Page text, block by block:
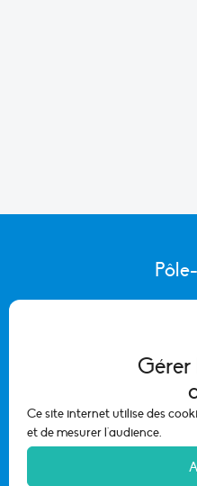
Ce site internet utilise des
et de mesurer l'audience.